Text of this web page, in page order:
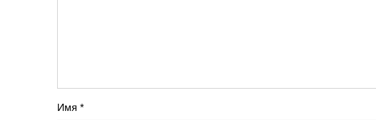
Имя *